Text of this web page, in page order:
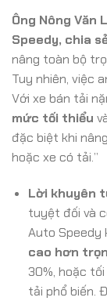
Ông Nông Văn
Speedy, chia
nâng toàn bộ
Tuy nhiên, việc
Với xe bán tải
mức tối thiểu
đặc biệt khi
hoặc xe có tải.”
Lời khuyên
tuyệt đối và
Auto Speedy
cao hơn
30%, hoặc
tải phổ biến.